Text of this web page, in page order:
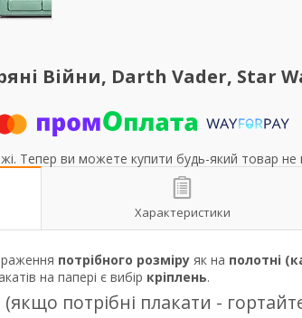
Війни, Darth Vader, Star
Тепер ви можете купити будь-який товар
Характеристики
потрібного розміру як на полотні
на папері є вибір кріплень.
потрібні плакати -